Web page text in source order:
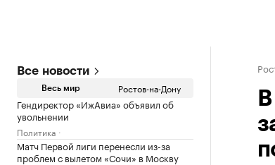
Все новости
Весь мир Ростов-на-Дону
Гендиректор «ИжАвиа» объявил об
увольнении
Политика
Матч Первой лиги перенесли из-за
проблем с вылетом «Сочи» в Москву